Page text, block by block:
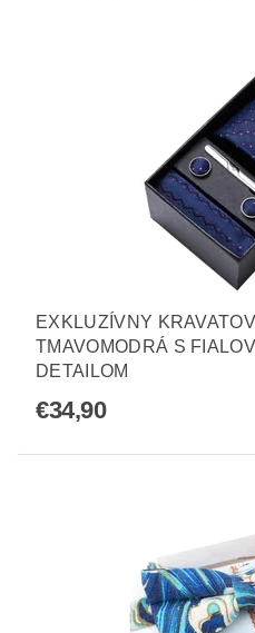
EXKLUZÍVNY
TMAVOMODRÁ S
DETAILOM
€34,90